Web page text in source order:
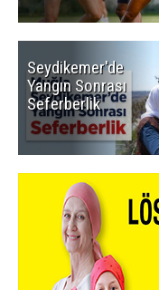
Seydikemer'de
Yangın Sonrası
Seferberlik